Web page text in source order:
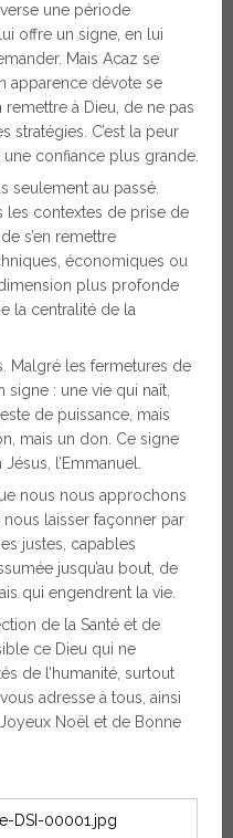
une période
offre un signe, en lui
Mais Acaz se
apparence dévote se
remettre à Dieu, de ne pas
stratégies. C’est la peur
une confiance plus grande.
seulement au passé.
les contextes de prise de
s’en remettre
économiques ou
plus profonde
la centralité de la
Malgré les fermetures de
signe : une vie qui naît,
de puissance, mais
mais un don. Ce signe
l’Emmanuel.
nous nous approchons
laisser façonner par
justes, capables
jusqu’au bout, de
qui engendrent la vie.
de la Santé et de
ce Dieu qui ne
de l’humanité, surtout
adresse à tous, ainsi
Noël et de Bonne